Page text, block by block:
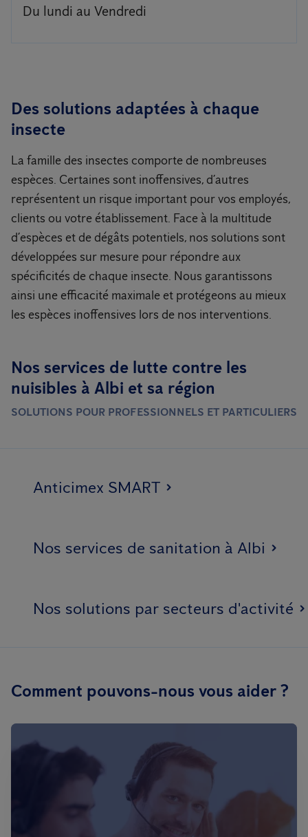
Du lundi au Vendredi
Des solutions adaptées à chaque
insecte
La famille des insectes comporte de nombreuses
espèces. Certaines sont inoffensives, d’autres
représentent un risque important pour vos employés,
clients ou votre établissement. Face à la multitude
d’espèces et de dégâts potentiels, nos solutions sont
développées sur mesure pour répondre aux
spécificités de chaque insecte. Nous garantissons
ainsi une efficacité maximale et protégeons au mieux
les espèces inoffensives lors de nos interventions.
Nos services de lutte contre les
nuisibles à Albi et sa région
SOLUTIONS POUR PROFESSIONNELS ET PARTICULIERS
Anticimex SMART
Nos services de sanitation à Albi
Nos solutions par secteurs d'activité
Comment pouvons-nous vous aider ?